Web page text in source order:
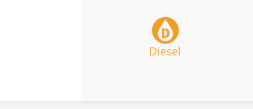
Diesel